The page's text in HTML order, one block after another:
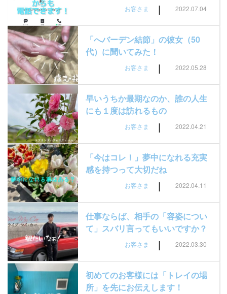
お客さま | 2022.07.04
「へバーデン結節」の彼女（50
代）に聞いてみた！
お客さま | 2022.05.28
早いうちか最期なのか、誰の人生
にも１度は訪れるもの
お客さま | 2022.04.21
「今はコレ！」夢中になれる充実
感を持つって大切だね
お客さま | 2022.04.11
仕事ならば、相手の「容姿につい
て」スバリ言ってもいいですか？
お客さま | 2022.03.30
初めてのお客様には「トレイの場
所」を先にお伝えします！